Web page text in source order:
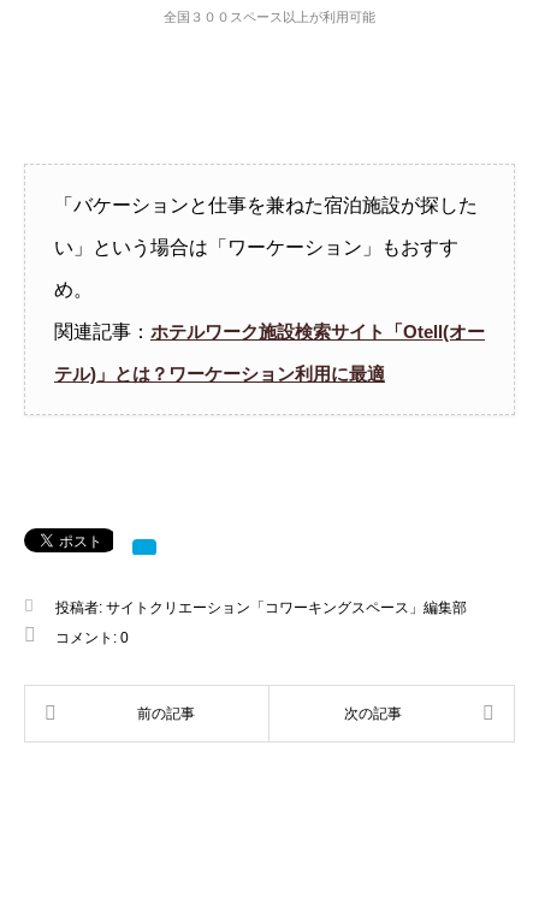
全国３００スペース以上が利用可能
「バケーションと仕事を兼ねた宿泊施設が探した
い」という場合は「ワーケーション」もおすす
め。
関連記事： ホテルワーク施設検索サイト「Otell(オー
テル)」とは？ワーケーション利用に最適
投稿者: サイトクリエーション「コワーキングスペース」編集部
コメント: 0